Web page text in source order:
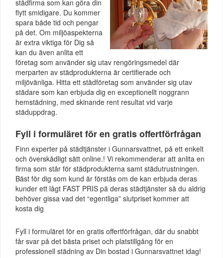
städfirma som kan göra din
flytt smidigare. Du kommer
spara både tid och pengar
på det. Om miljöaspekterna
är extra viktiga för Dig så
kan du även anlita ett
företag som använder sig utav rengöringsmedel där
merparten av städprodukterna är certifierade och
miljövänliga. Hitta ett städföretag som använder sig utav
städare som kan erbjuda dig en exceptionellt noggrann
hemstädning, med skinande rent resultat vid varje
städuppdrag.
Fyll i formuläret för en gratis offertförfrågan
Finn experter på städtjänster i Gunnarsvattnet, på ett enkelt
och överskådligt sätt online.! Vi rekommenderar att anlita en
firma som står för städprodukterna samt städutrustningen.
Bäst för dig som kund är förstås om de kan erbjuda deras
kunder ett lågt FAST PRIS på deras städtjänster så du aldrig
behöver gissa vad det “egentliga” slutpriset kommer att
kosta dig
Fyll i formuläret för en gratis offertförfrågan, där du snabbt
får svar på det bästa priset och platstillgång för en
professionell städning av Din bostad i Gunnarsvattnet idag!